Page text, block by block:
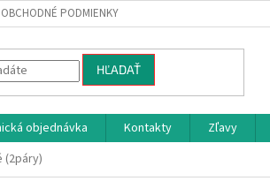
OBCHODNÉ PODMIENKY
HĽADAŤ
objednávka Kontakty Zľavy
(2páry)